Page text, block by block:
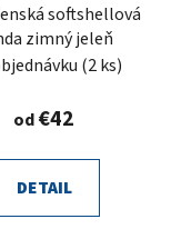
softshellová
zimný jeleň
(2 ks)
od€42
DETAIL